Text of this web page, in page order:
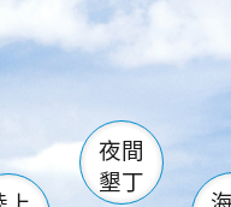
滿州
森林遊樂區
墾管處遊客中心
社頂公園
船帆石香蕉灣
鵝鑾鼻
夜間
墾丁